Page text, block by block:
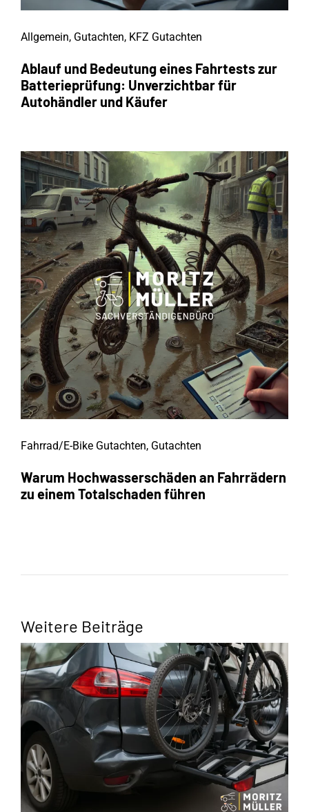
Allgemein, Gutachten, KFZ Gutachten
Ablauf und Bedeutung eines Fahrtests zur
Batterieprüfung: Unverzichtbar für
Autohändler und Käufer
Fahrrad/E-Bike Gutachten, Gutachten
Warum Hochwasserschäden an Fahrrädern
zu einem Totalschaden führen
Weitere Beiträge